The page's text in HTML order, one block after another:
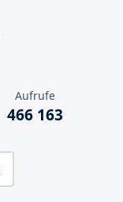
Aufrufe
466 163